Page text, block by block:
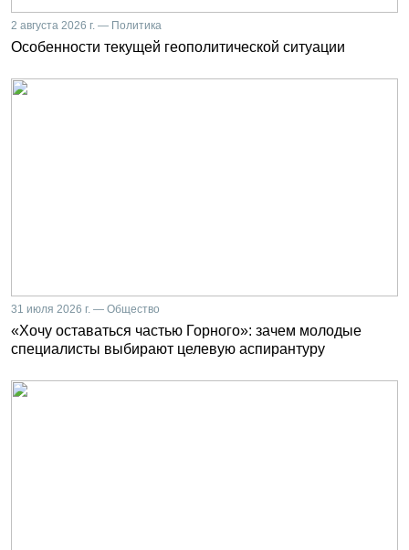
2 августа 2026 г. — Политика
Особенности текущей геополитической ситуации
31 июля 2026 г. — Общество
«Хочу оставаться частью Горного»: зачем молодые
специалисты выбирают целевую аспирантуру